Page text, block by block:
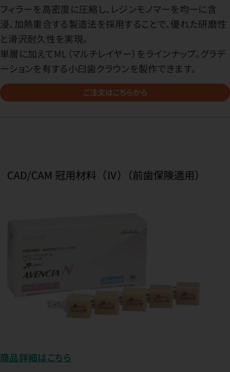
フィラーを高密度に圧縮し、レジンモノマーを均一に含
浸、加熱重合する製造法を採用することで、優れた研磨性
と滑沢耐久性を実現。
単層に加えてML（マルチレイヤー）をラインナップ。グラデ
ーションを有する小臼歯クラウンを製作できます。
ご注文はこちらから
商品詳細はこちら